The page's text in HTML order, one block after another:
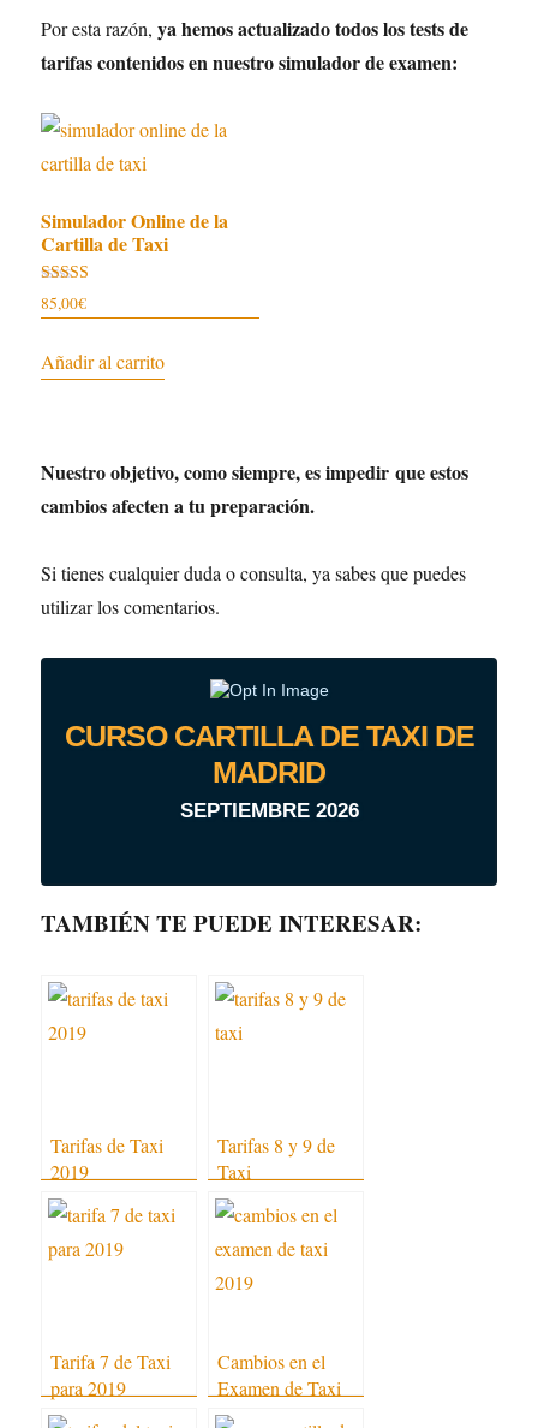
Por esta razón,ya hemos actualizado todos los tests de
tarifas contenidos en nuestro simulador de examen:
Simulador Online de la
Cartilla de Taxi
Valorado
con
85,00€
Añadir al carrito
Nuestro objetivo, como siempre, es impedir que estos
cambios afecten a tu preparación.
Si tienes cualquier duda o consulta, ya sabes que puedes
utilizar los comentarios.
CURSO CARTILLA DE TAXI DE
MADRID
SEPTIEMBRE 2026
TAMBIÉN TE PUEDE INTERESAR:
Tarifas de Taxi
2019
Tarifas 8 y 9 de
Taxi
Tarifa 7 de Taxi
para 2019
Cambios en el
Examen de Taxi
2019